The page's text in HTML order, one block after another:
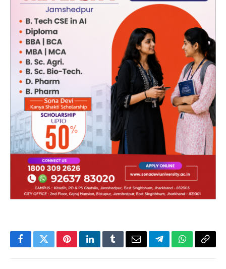
FacebookTwitterPinterestLinkedInTumblrEmailTelegramWhatsApp
Copy